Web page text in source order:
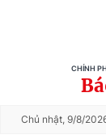
CHÍNH
Chủ nhật, 9/8/